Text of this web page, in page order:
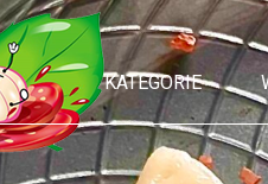
KATEGORIE